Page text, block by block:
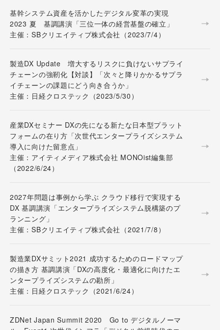
基幹システム資産を活かしたデジタル変革の実現
2023 夏 基調講演「三位一体の経営基盤の確立」
主催：SBクリエイティブ株式会社（2023/7/4）
製造DX Update 増大するリスクに負けないサプライ
チェーンの強靭化【対談】「次々と降りかかるサプラ
イチェーンの課題にどう向き合うか」
主催：日経クロステック（2023/5/30）
産業DXセミナー DXの先になる新たな日本型プラット
フォームの在り方「次世代エンタープライズシステム
導入に向けた留意点」
主催：アイティメディア株式会社 MONOist編集部
（2022/6/24）
2027年問題は事例から学ぶ クラウド移行で実現する
DX 基調講演「エンタープライズシステム脱構築のプ
ランニング」
主催：SBクリエイティブ株式会社（2021/7/8）
製造業DXサミット2021 成功するためのロードマップ
の描き方 基調講演「DXの高度化・最適化に向けたエ
ンタープライズシステムの勘所」
主催：日経クロステック（2021/6/24）
ZDNet Japan Summit 2020 Go to デジタルノーマ